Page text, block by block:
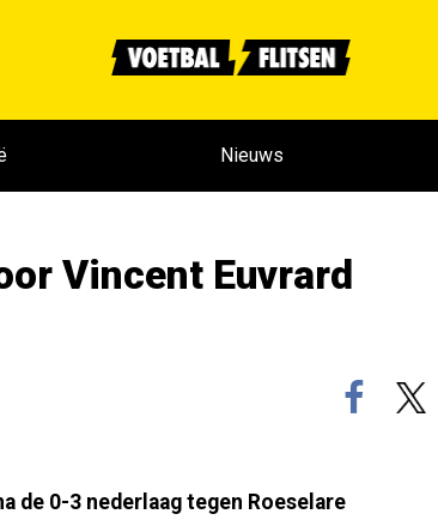
Nieuws
Vincent Euvrard
de 0-3 nederlaag tegen Roeselare